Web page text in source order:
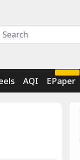
AQI EPaper